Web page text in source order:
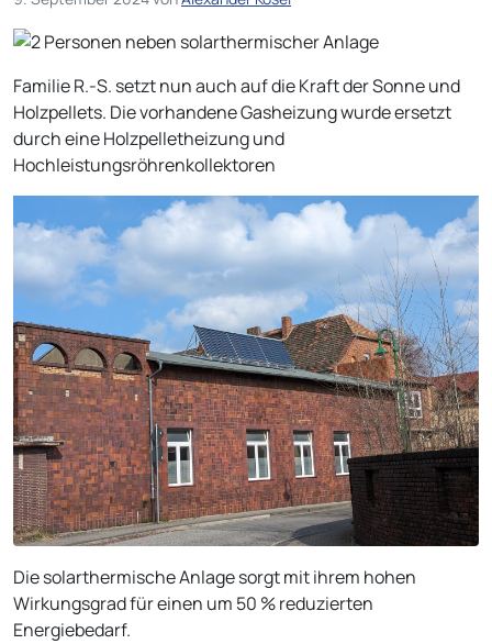
Familie R.-S. setzt nun auch auf die Kraft der Sonne und
Holzpellets. Die vorhandene Gasheizung wurde ersetzt
durch eine Holzpelletheizung und
Hochleistungsröhrenkollektoren
Die solarthermische Anlage sorgt mit ihrem hohen
Wirkungsgrad für einen um 50 % reduzierten
Energiebedarf.